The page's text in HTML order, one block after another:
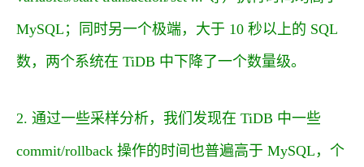
MySQL；同时另一个极端，大于 10 秒以上的 SQL
数，两个系统在 TiDB 中下降了一个数量级。
2. 通过一些采样分析，我们发现在 TiDB 中一些
commit/rollback 操作的时间也普遍高于 MySQL，个